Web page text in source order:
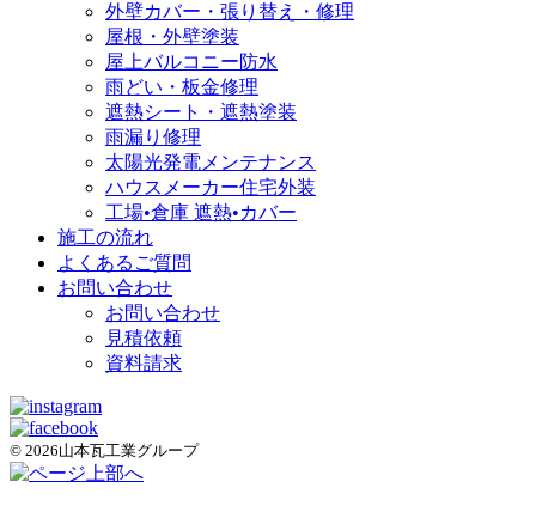
外壁カバー・張り替え・修理
屋根・外壁塗装
屋上バルコニー防水
雨どい・板金修理
遮熱シート・遮熱塗装
雨漏り修理
太陽光発電メンテナンス
ハウスメーカー住宅外装
工場•倉庫 遮熱•カバー
施工の流れ
よくあるご質問
お問い合わせ
お問い合わせ
見積依頼
資料請求
© 2026山本瓦工業グループ